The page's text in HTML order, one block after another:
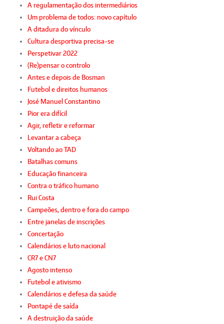
A regulamentação dos intermediários
Um problema de todos: novo capítulo
A ditadura do vínculo
Cultura desportiva precisa-se
Perspetivar 2022
(Re)pensar o controlo
Antes e depois de Bosman
Futebol e direitos humanos
José Manuel Constantino
Pior era difícil
Agir, refletir e reformar
Levantar a cabeça
Voltando ao TAD
Batalhas comuns
Educação financeira
Contra o tráfico humano
Rui Costa
Campeões, dentro e fora do campo
Entre janelas de inscrições
Concertação
Calendários e luto nacional
CR7 e CN7
Agosto intenso
Futebol e ativismo
Calendários e defesa da saúde
Pontapé de saída
A destruição da saúde